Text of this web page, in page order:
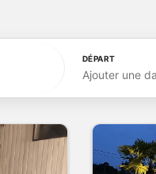
DÉPART
Ajouter une